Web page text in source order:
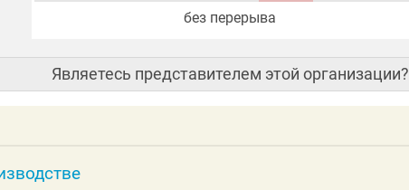
без перерыва
Являетесь представителем этой организации?